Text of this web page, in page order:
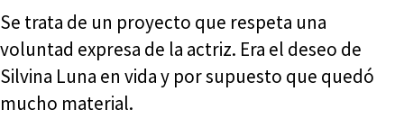
Se trata de un proyecto que respeta una
voluntad expresa de la actriz. Era el deseo de
Silvina Luna en vida y por supuesto que quedó
mucho material.